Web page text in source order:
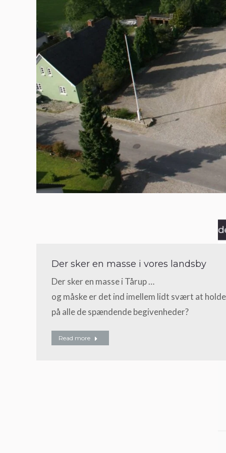
Der sker en masse i vores landsby
Der sker en masse i Tårup …
og måske er det ind imellem lidt svært at
på alle de spændende begivenheder?
Read more